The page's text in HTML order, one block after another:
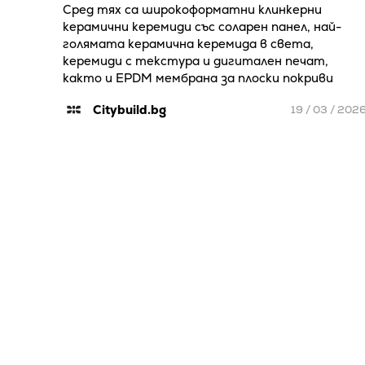
Сред тях са широкоформатни клинкерни
керамични керемиди със соларен панел, най-
голямата керамична керемида в света,
керемиди с текстура и дигитален печат,
както и EPDM мембрана за плоски покриви
Citybuild.bg 19 / 03 /